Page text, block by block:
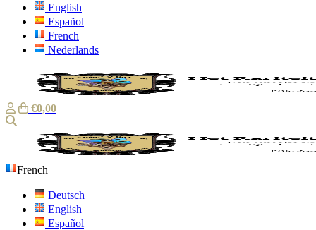
English
Español
French
Nederlands
€0,00
French
Deutsch
English
Español